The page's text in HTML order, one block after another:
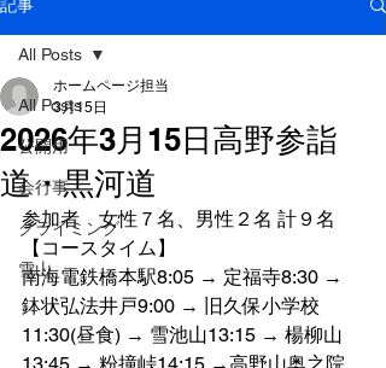
記事
All Posts
公開用
会行事
クライミング
雪山
All Posts
2026年3月15日高野参詣
道・黒河道
ホームページ担当
3月15日
参加者　女性７名、男性２名 計９名
【コースタイム】
南海電鉄橋本駅8:05 → 定福寺8:30 →
鉢状弘法井戸9:00 → 旧久保小学校
11:30(昼食) → 雪池山13:15 → 楊柳山